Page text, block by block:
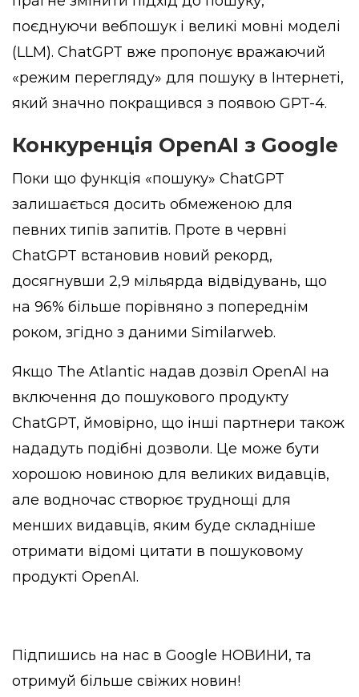
поєднуючи вебпошук і великі мовні моделі
(LLM). ChatGPT вже пропонує вражаючий
«режим перегляду» для пошуку в Інтернеті,
який значно покращився з появою GPT-4.
Конкуренція OpenAI з Google
Поки що функція «пошуку» ChatGPT
залишається досить обмеженою для
певних типів запитів. Проте в червні
ChatGPT встановив новий рекорд,
досягнувши 2,9 мільярда відвідувань, що
на 96% більше порівняно з попереднім
роком, згідно з даними Similarweb.
Якщо The Atlantic надав дозвіл OpenAI на
включення до пошукового продукту
ChatGPT, ймовірно, що інші партнери також
нададуть подібні дозволи. Це може бути
хорошою новиною для великих видавців,
але водночас створює труднощі для
менших видавців, яким буде складніше
отримати відомі цитати в пошуковому
продукті OpenAI.
Підпишись на нас в Google НОВИНИ, та
отримуй більше свіжих новин!